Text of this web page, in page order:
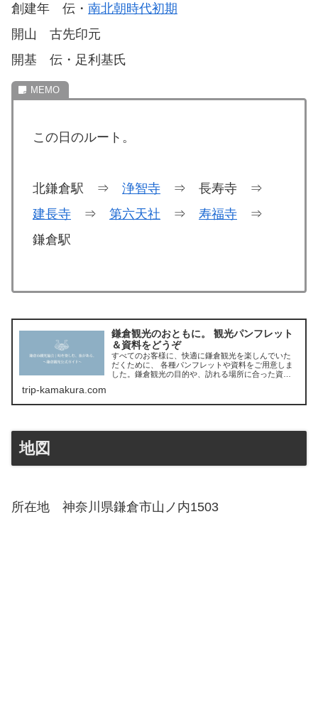
創建年 伝・ 南北朝時代初期
開山 古先印元
開基 伝・足利基氏
この日のルート。
北鎌倉駅 ⇒ 浄智寺 ⇒ 長寿寺 ⇒
建長寺 ⇒ 第六天社 ⇒ 寿福寺 ⇒
鎌倉駅
鎌倉観光のおともに。 観光パンフレット
＆資料をどうぞ
すべてのお客様に、快適に鎌倉観光を楽しんでいた
だくために、 各種パンフレットや資料をご用意しま
した。鎌倉観光の目的や、訪れる場所に合った資料
trip-kamakura.com
地図
所在地 神奈川県鎌倉市山ノ内1503